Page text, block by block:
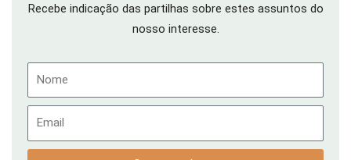
Recebe indicação das partilhas sobre estes assuntos do
nosso interesse.